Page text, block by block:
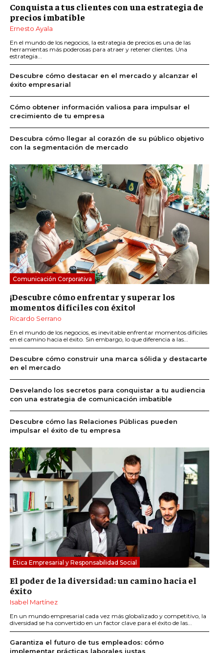
Conquista a tus clientes con una estrategia de
precios imbatible
Ernesto Ayala
En el mundo de los negocios, la estrategia de precios es una de las
herramientas más poderosas para atraer y retener clientes. Una
estrategia...
Descubre cómo destacar en el mercado y alcanzar el
éxito empresarial
Cómo obtener información valiosa para impulsar el
crecimiento de tu empresa
Descubra cómo llegar al corazón de su público objetivo
con la segmentación de mercado
Comunicación Corporativa
¡Descubre cómo enfrentar y superar los
momentos difíciles con éxito!
Ricardo Serrano
En el mundo de los negocios, es inevitable enfrentar momentos difíciles
en el camino hacia el éxito. Sin embargo, lo que diferencia a las...
Descubre cómo construir una marca sólida y destacarte
en el mercado
Desvelando los secretos para conquistar a tu audiencia
con una estrategia de comunicación imbatible
Descubre cómo las Relaciones Públicas pueden
impulsar el éxito de tu empresa
Ética Empresarial y Responsabilidad Social
El poder de la diversidad: un camino hacia el
éxito
Isabel Martínez
En un mundo empresarial cada vez más globalizado y competitivo, la
diversidad se ha convertido en un factor clave para el éxito de las...
Garantiza el futuro de tus empleados: cómo
implementar prácticas laborales justas